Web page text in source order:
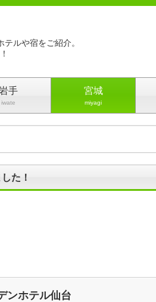
ルや宿をご紹介。
手
iwate
宮城
miyagi
た！
ンホテル仙台